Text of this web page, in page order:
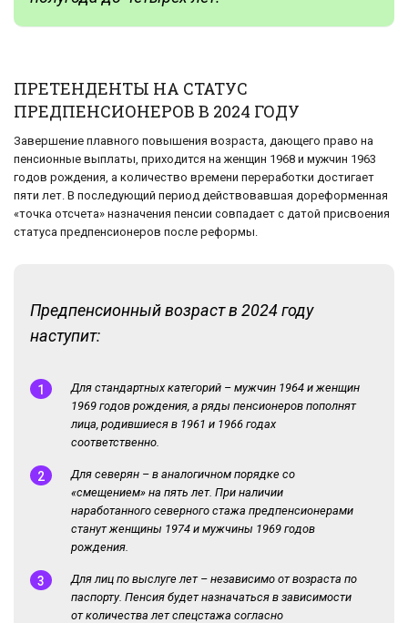
ПРЕТЕНДЕНТЫ НА СТАТУС
ПРЕДПЕНСИОНЕРОВ В 2024 ГОДУ
Завершение плавного повышения возраста, дающего право на
пенсионные выплаты, приходится на женщин 1968 и мужчин 1963
годов рождения, а количество времени переработки достигает
пяти лет. В последующий период действовавшая дореформенная
«точка отсчета» назначения пенсии совпадает с датой присвоения
статуса предпенсионеров после реформы.
Предпенсионный возраст в 2024 году
наступит:
Для стандартных категорий – мужчин 1964 и женщин
1969 годов рождения, а ряды пенсионеров пополнят
лица, родившиеся в 1961 и 1966 годах
соответственно.
Для северян – в аналогичном порядке со
«смещением» на пять лет. При наличии
наработанного северного стажа предпенсионерами
станут женщины 1974 и мужчины 1969 годов
рождения.
Для лиц по выслуге лет – независимо от возраста по
паспорту. Пенсия будет назначаться в зависимости
от количества лет спецстажа согласно